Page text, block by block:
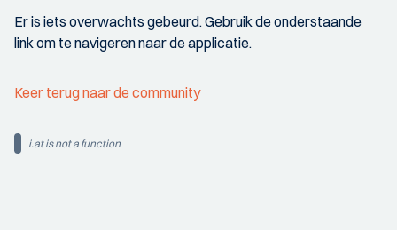
Er is iets overwachts gebeurd. Gebruik de onderstaande
link om te navigeren naar de applicatie.
Keer terug naar de community
i.at is not a function